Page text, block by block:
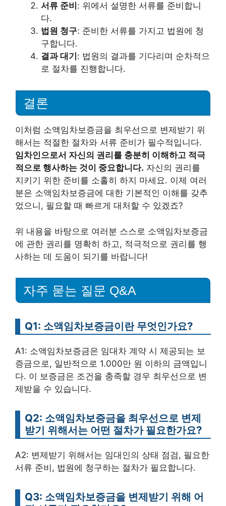
서류 준비 : 위에서 설명한 서류를 준비합니
다.
법원 청구: 준비한 서류를 가지고 법원에 청
구합니다.
결과 대기 : 법원의 결과를 기다리며 순차적으
로 절차를 진행합니다.
결론
이처럼 소액임차보증금을 최우선으로 변제받기 위
해서는 적절한 절차와 서류 준비가 필수적입니다.
임차인으로서 자신의 권리를 충분히 이해하고 적극
적으로 행사하는 것이 중요합니다. 자신의 권리를
지키기 위한 준비를 소홀히 하지 마세요. 이제 여러
분은 소액임차보증금에 대한 기본적인 이해를 갖추
었으니, 필요할 때 빠르게 대처할 수 있겠죠?
위 내용을 바탕으로 여러분 스스로 소액임차보증금
에 관한 권리를 명확히 하고, 적극적으로 권리를 행
사하는 데 도움이 되기를 바랍니다!
자주 묻는 질문 Q&A
Q1: 소액임차보증금이란 무엇인가요?
A1: 소액임차보증금은 임대차 계약 시 제공되는 보
증금으로, 일반적으로 1.000만 원 이하의 금액입니
다. 이 보증금은 조건을 충족할 경우 최우선으로 변
제받을 수 있습니다.
Q2: 소액임차보증금을 최우선으로 변제
받기 위해서는 어떤 절차가 필요한가요?
A2: 변제받기 위해서는 임대인의 상태 점검, 필요한
서류 준비, 법원에 청구하는 절차가 필요합니다.
Q3: 소액임차보증금을 변제받기 위해 어